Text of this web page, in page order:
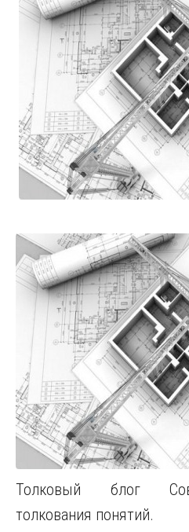
Толковый блог
толкования понятий.